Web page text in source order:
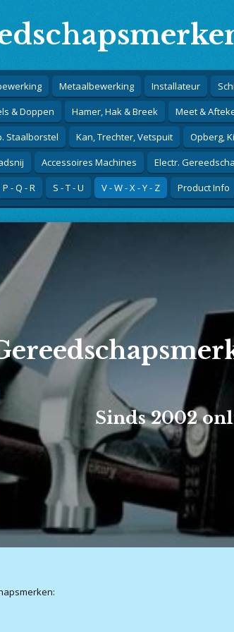
Metaalbewerking Installateur
& Doppen Hamer, Hak & Breek Meet &
Staalborstel Kan, Trechter, Vetspuit Opberg,
Accessoires Machines Electr.
P - Q - R S - T - U V - W - X - Y - Z Product Info
Sinds 2002